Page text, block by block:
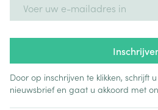
Door op inschrijven te klikken, schrijft
nieuwsbrief en gaat u akkoord met